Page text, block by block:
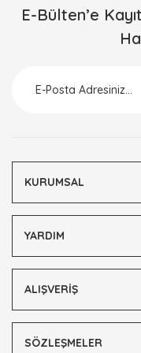
E-Bülten’e
KURUMSAL
YARDIM
ALIŞVERİŞ
SÖZLEŞMELER